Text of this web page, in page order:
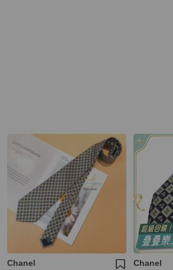
Chanel Chanel